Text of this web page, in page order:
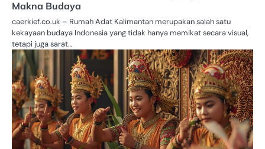
Makna Budaya
caerkief.co.uk – Rumah Adat Kalimantan merupakan salah satu
kekayaan budaya Indonesia yang tidak hanya memikat secara visual,
tetapi juga sarat…